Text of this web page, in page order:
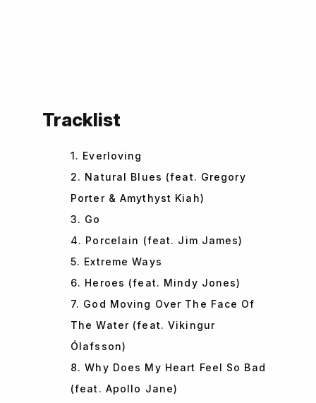
Tracklist
1. Everloving
2. Natural Blues (feat. Gregory
Porter & Amythyst Kiah)
3. Go
4. Porcelain (feat. Jim James)
5. Extreme Ways
6. Heroes (feat. Mindy Jones)
7. God Moving Over The Face Of
The Water (feat. Vikingur
Ólafsson)
8. Why Does My Heart Feel So Bad
(feat. Apollo Jane)